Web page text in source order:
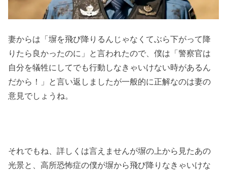
妻からは「塀を飛び降りるんじゃなくてぶら下がって降
りたら良かったのに」と言われたので、僕は「警察官は
自分を犠牲にしてでも行動しなきゃいけない時があるん
だから！」と言い返しましたが一般的に正解なのは妻の
意見でしょうね。
それでもね、詳しくは言えませんが塀の上から見たあの
光景と、高所恐怖症の僕が塀から飛び降りなきゃいけな